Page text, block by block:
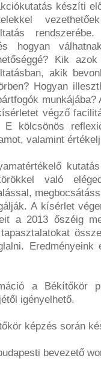
készíti
hogyan
Kik
akik
Hogyan
végző
E kölcsönös
valamint
való
A kísérlet
a 2013 őszéig
a Békítőkör
igényelhető.
képzés során
bevezető